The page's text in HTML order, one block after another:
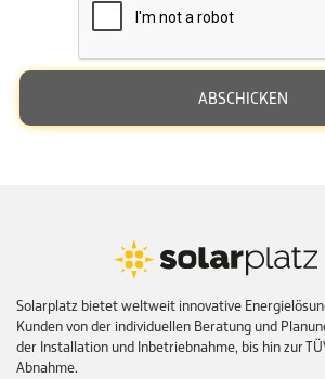
Solarplatz bietet weltweit innovative
Kunden von der individuellen Beratung und
der Installation und Inbetriebnahme, bis hin zur
Abnahme.